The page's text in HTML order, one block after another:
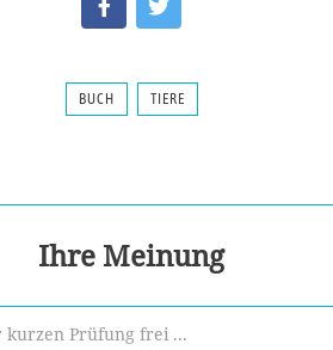
BUCH TIERE
Ihre Meinung